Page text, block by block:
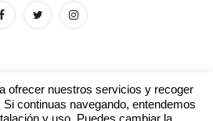
ofrecer nuestros servicios y recoger
continuas navegando, entendemos